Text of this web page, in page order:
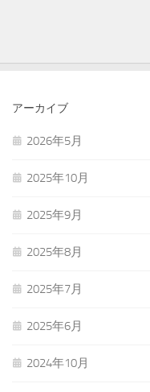
アーカイブ
2026年5月
2025年10月
2025年9月
2025年8月
2025年7月
2025年6月
2024年10月